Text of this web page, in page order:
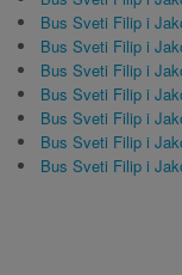
Bus Sveti Filip i
Bus Sveti Filip i
Bus Sveti Filip i
Bus Sveti Filip i
Bus Sveti Filip i
Bus Sveti Filip i
Bus Sveti Filip i